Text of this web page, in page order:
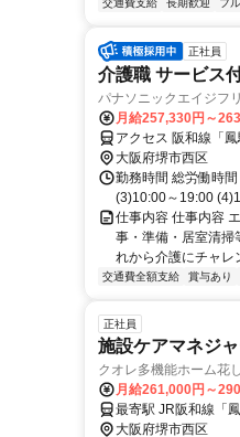
交通費支給
長期歓迎 フ
正社員
介護職 サービス
パナソニックエイジフ
月給257,330円～
アクセス 阪和線「
大阪府堺市西区
勤務時間 総労働時
(3)10:00～19:00
仕事内容 仕事内容
事・準備・居室清掃
れから介護にチャレ
交通費全額支給 賞与あり
正社員
施設ケアマネジ
クオレ多機能ホーム花
月給261,000円～
最寄駅 JR阪和線「
大阪府堺市西区